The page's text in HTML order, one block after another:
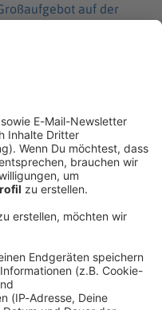
auf der
Arena hatte der
Zoll betonten. Nur so